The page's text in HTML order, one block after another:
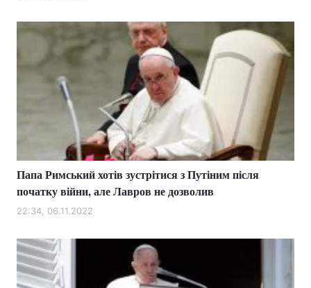
Папа Римський хотів зустрітися з Путіним після
початку війни, але Лавров не дозволив
22:34, 06.11.2022